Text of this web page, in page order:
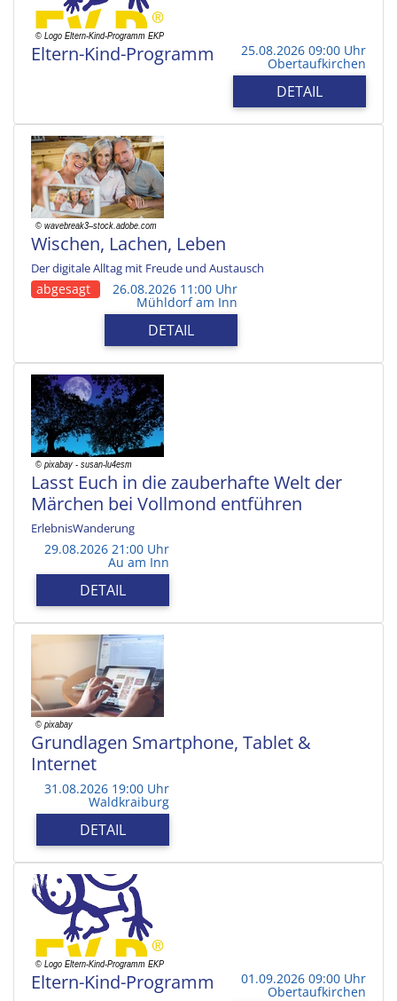
Eltern-Kind-Programm 25.08.2026 09:00 Uhr
Obertaufkirchen
DETAIL
Wischen, Lachen, Leben
Der digitale Alltag mit Freude und Austausch
abgesagt 26.08.2026 11:00 Uhr
Mühldorf am Inn
DETAIL
Lasst Euch in die zauberhafte Welt der
Märchen bei Vollmond entführen
ErlebnisWanderung
29.08.2026 21:00 Uhr
Au am Inn
DETAIL
Grundlagen Smartphone, Tablet &
Internet
31.08.2026 19:00 Uhr
Waldkraiburg
DETAIL
Eltern-Kind-Programm 01.09.2026 09:00 Uhr
Obertaufkirchen